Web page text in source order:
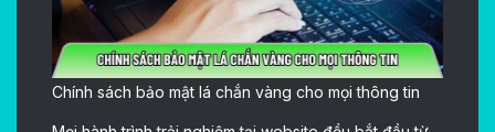
Chính sách bảo mật lá chắn vàng cho mọi thông tin